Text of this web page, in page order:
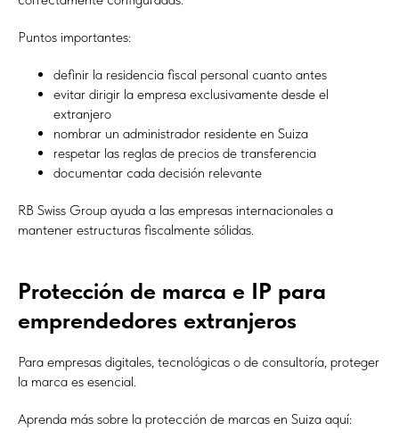
Puntos importantes:
definir la residencia fiscal personal cuanto antes
evitar dirigir la empresa exclusivamente desde el
extranjero
nombrar un administrador residente en Suiza
respetar las reglas de precios de transferencia
documentar cada decisión relevante
RB Swiss Group ayuda a las empresas internacionales a
mantener estructuras fiscalmente sólidas.
Protección de marca e IP para
emprendedores extranjeros
Para empresas digitales, tecnológicas o de consultoría, proteger
la marca es esencial.
Aprenda más sobre la protección de marcas en Suiza aquí: